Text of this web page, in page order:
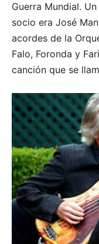
Guerra Mundial.
socio era José
acordes de la
Falo, Foronda y
canción que se